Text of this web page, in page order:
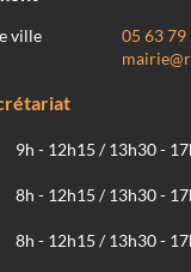
ville
05 63 79
9h - 12h15 / 13h30 -
8h - 12h15 / 13h30 -
8h - 12h15 / 13h30 -